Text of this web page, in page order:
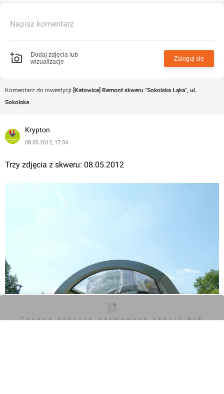
oczywiście wyremontowanie wszystkich chodników,
architektury.
Napisz komentarz
Dodaj zdjęcia lub
wizualizacje
Zaloguj się
Komentarz do inwestycji [Katowice] Remont skweru "Sokolska Łąka", ul.
Sokolska
Krypton
08.05.2012, 17:34
Trzy zdjęcia z skweru: 08.05.2012
Chcesz dobrych darmowych teści? NIE